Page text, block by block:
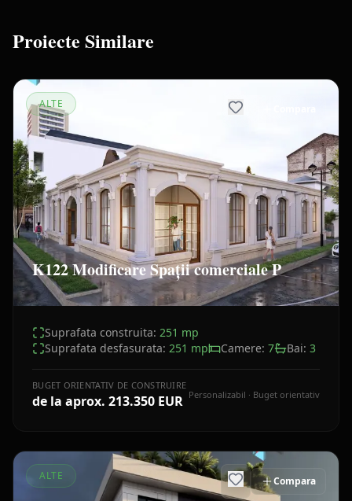
Proiecte Similare
ALTE
K122 Modificare Spații comerciale P
Suprafata construita: 251 mp
Suprafata desfasurata: 251 mp Camere: 7 Bai: 3
BUGET ORIENTATIV DE CONSTRUIRE
de la aprox. 213.350 EUR Personalizabil · Buget orientativ
Compara
ALTE